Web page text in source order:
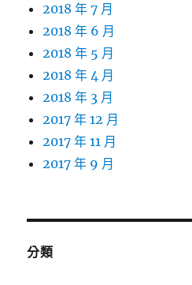
2018 年 7 月
2018 年 6 月
2018 年 5 月
2018 年 4 月
2018 年 3 月
2017 年 12 月
2017 年 11 月
2017 年 9 月
分類